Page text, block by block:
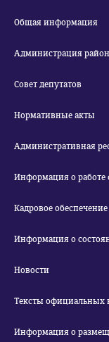
Общая информация
Администрация
Совет депутатов
Нормативные акты
Административная
Информация о работе
Кадровое обеспечение
Информация о
Новости
Тексты официальных
Информация о